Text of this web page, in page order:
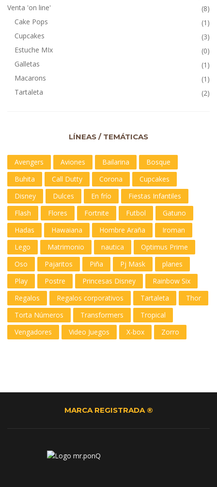
Venta 'on line'
(8)
Cake Pops
(1)
Cupcakes
(3)
Estuche MIx
(0)
Galletas
(1)
Macarons
(1)
Tartaleta
(2)
LÍNEAS / TEMÁTICAS
Avengers Aviones Bailarina
Bosque
Buhita
Call Dutty Corona
Cupcakes
Disney
Dulces En frío
Fiestas Infantiles
Flash
Flores Fortnite Futbol
Gatuno
Hadas
Hawaiana Hombre Araña
Iroman
Lego
Matrimonio nautica
Optimus Prime
Oso
Pajaritos Piña Pj Mask
planes
Play
Postre Princesas Disney
Rainbow Six
Regalos
Regalos corporativos Tartaleta
Thor
Torta Números
Transformers
Tropical
Vengadores
Video Juegos X-box Zorro
MARCA REGISTRADA ®